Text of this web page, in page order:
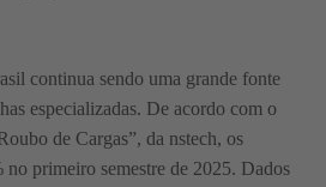
continua sendo uma grande fonte
especializadas. De acordo com o
de Cargas”, da nstech, os
no primeiro semestre de 2025. Dados